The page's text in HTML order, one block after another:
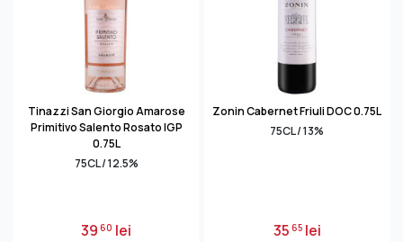
Tinazzi San Giorgio Amarose
Primitivo Salento Rosato IGP
0.75L
75CL / 12.5%
3960 lei
Zonin Cabernet Friuli DOC 0.75L
75CL / 13%
3565lei